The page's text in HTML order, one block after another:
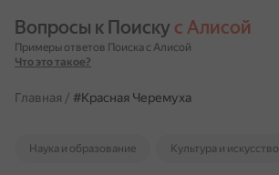
Вопросы к Поиску с Алисой
Примеры ответов Поиска с Алисой
Что это такое?
Главная / #Красная Черемуха
Наука и образование Культура и искусство